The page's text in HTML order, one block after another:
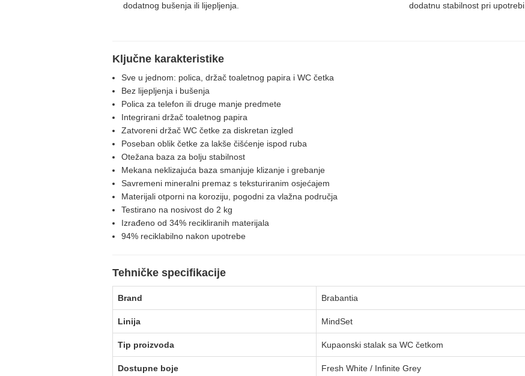
dodatnog bušenja ili lijepljenja.
dodatnu stabilnost pri upotrebi.
Ključne karakteristike
Sve u jednom: polica, držač toaletnog papira i WC četka
Bez lijepljenja i bušenja
Polica za telefon ili druge manje predmete
Integrirani držač toaletnog papira
Zatvoreni držač WC četke za diskretan izgled
Poseban oblik četke za lakše čišćenje ispod ruba
Otežana baza za bolju stabilnost
Mekana neklizajuća baza smanjuje klizanje i grebanje
Savremeni mineralni premaz s teksturiranim osjećajem
Materijali otporni na koroziju, pogodni za vlažna područja
Testirano na nosivost do 2 kg
Izrađeno od 34% recikliranih materijala
94% reciklabilno nakon upotrebe
Tehničke specifikacije
Brand Brabantia
Linija MindSet
Tip proizvoda Kupaonski stalak sa WC četkom
Dostupne boje Fresh White / Infinite Grey